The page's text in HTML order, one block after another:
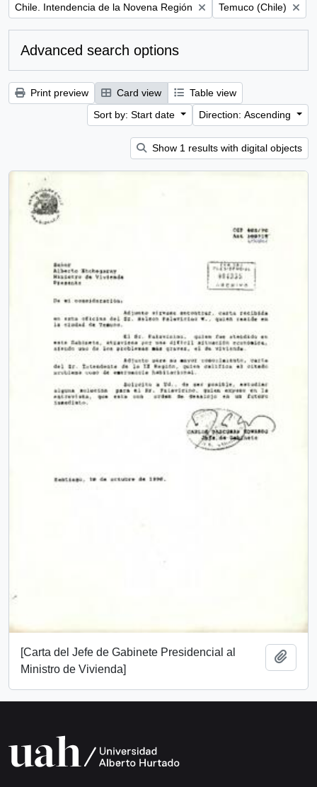
Remove filter:
Chile. Intendencia de la Novena Región Remove filter:
Temuco (Chile)
Advanced search options
Print preview Card view
Table view
Sort by: Start date
Direction: Ascending
Show 1 results with digital objects
[Carta del Jefe de Gabinete Presidencial al
Ministro de Vivienda]